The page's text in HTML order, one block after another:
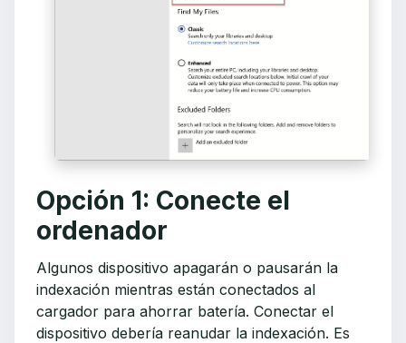
Opción 1: Conecte el
ordenador
Algunos dispositivo apagarán o pausarán la
indexación mientras están conectados al
cargador para ahorrar batería. Conectar el
dispositivo debería reanudar la indexación. Es